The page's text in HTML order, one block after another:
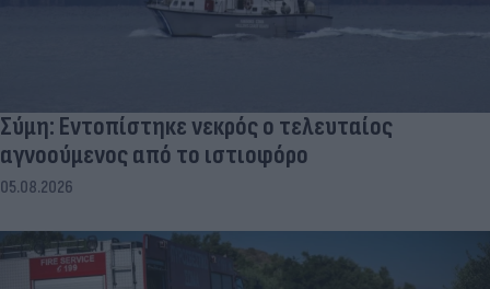
Σύμη: Εντοπίστηκε νεκρός ο τελευταίος
αγνοούμενος από το ιστιοφόρο
05.08.2026